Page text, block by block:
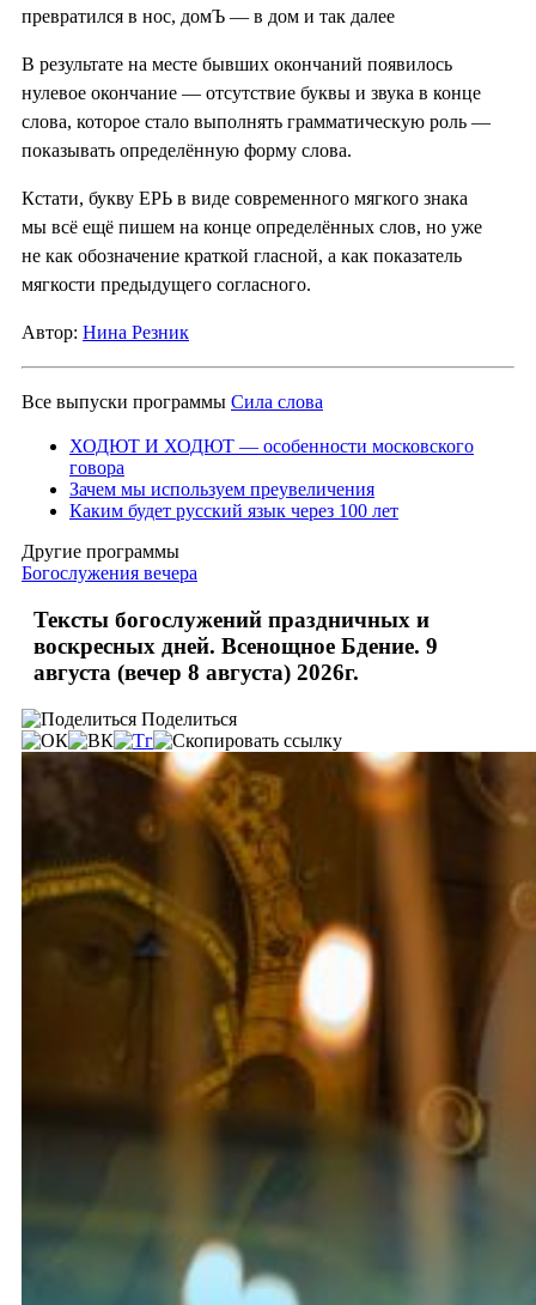
превратился в нос, домЪ — в дом и так далее
В результате на месте бывших окончаний появилось
нулевое окончание — отсутствие буквы и звука в конце
слова, которое стало выполнять грамматическую роль —
показывать определённую форму слова.
Кстати, букву ЕРЬ в виде современного мягкого знака
мы всё ещё пишем на конце определённых слов, но уже
не как обозначение краткой гласной, а как показатель
мягкости предыдущего согласного.
Автор: Нина Резник
Все выпуски программы Сила слова
ХОДЮТ И ХОДЮТ — особенности московского
говора
Зачем мы используем преувеличения
Каким будет русский язык через 100 лет
Другие программы
Богослужения вечера
Тексты богослужений праздничных и
воскресных дней. Всенощное Бдение. 9
августа (вечер 8 августа) 2026г.
Поделиться